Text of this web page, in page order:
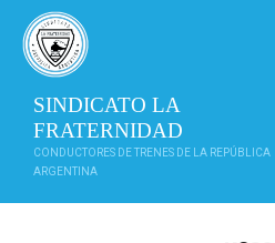
contenido
SINDICATO LA
FRATERNIDAD
CONDUCTORES DE TRENES DE LA REPÚBLICA
ARGENTINA